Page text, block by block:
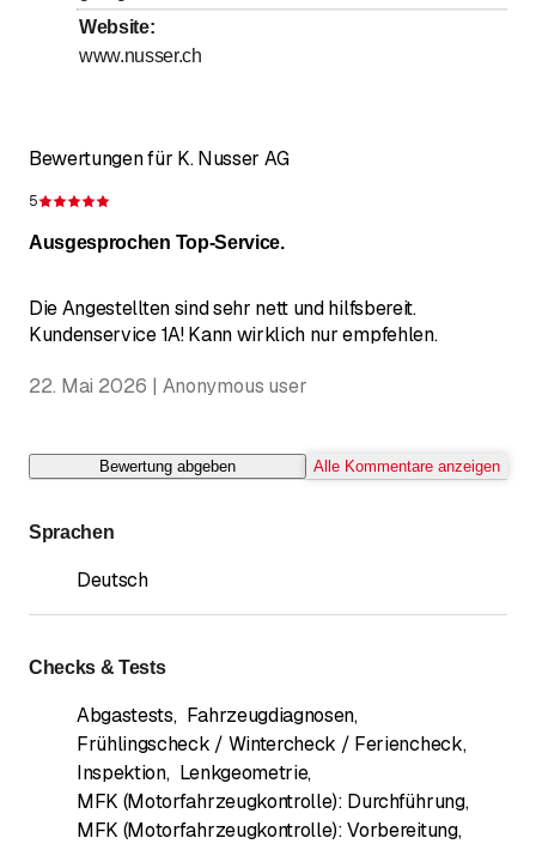
Tankautomat 24h
Website:
www.nusser.ch
Bewertungen für K. Nusser AG
5
Ausgesprochen Top-Service.
Die Angestellten sind sehr nett und hilfsbereit.
Kundenservice 1A! Kann wirklich nur empfehlen.
22. Mai 2026 | Anonymous user
Bewertung abgeben Alle Kommentare anzeigen
Sprachen
Deutsch
Checks & Tests
Abgastests, Fahrzeugdiagnosen,
Frühlingscheck / Wintercheck / Feriencheck,
Inspektion, Lenkgeometrie,
MFK (Motorfahrzeugkontrolle): Durchführung,
MFK (Motorfahrzeugkontrolle): Vorbereitung,